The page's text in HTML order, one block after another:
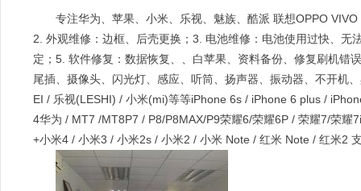
专注华为、苹果、小米、乐视、魅族、酷派 联想OPPO
2. 外观维修：边框、后壳更换；3. 电池维修：电池使用过快、
定；5. 软件修复：数据恢复、、白苹果、资料备份、修复刷机
尾插、摄像头、闪光灯、感应、听筒、扬声器、振动器、不开机
EI / 乐视(LESHI) / 小米(mi)等等iPhone 6s / iPhone 6 plus /
4华为 / MT7 /MT8P7 / P8/P8MAX/P9荣耀6/荣耀6P / 荣耀7/荣
+小米4 / 小米3 / 小米2s / 小米2 / 小米 Note / 红米 Note / 红米2